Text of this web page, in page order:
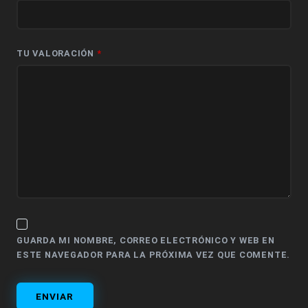
TU VALORACIÓN *
GUARDA MI NOMBRE, CORREO ELECTRÓNICO Y WEB EN
ESTE NAVEGADOR PARA LA PRÓXIMA VEZ QUE COMENTE.
ENVIAR